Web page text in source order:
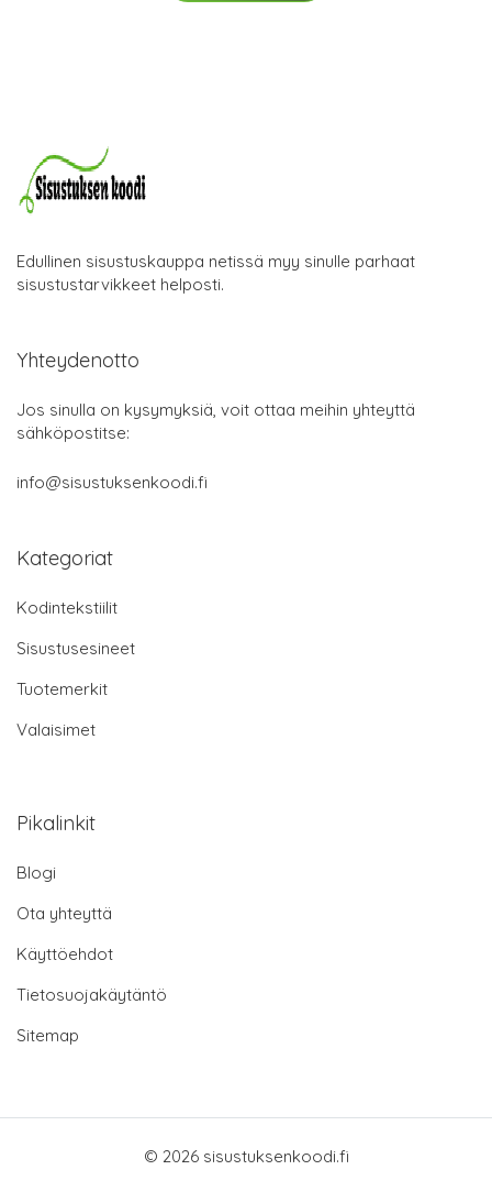
Edullinen sisustuskauppa netissä myy sinulle parhaat
sisustustarvikkeet helposti.
Yhteydenotto
Jos sinulla on kysymyksiä, voit ottaa meihin yhteyttä
sähköpostitse:
info@sisustuksenkoodi.fi
Kategoriat
Kodintekstiilit
Sisustusesineet
Tuotemerkit
Valaisimet
Pikalinkit
Blogi
Ota yhteyttä
Käyttöehdot
Tietosuojakäytäntö
Sitemap
© 2026 sisustuksenkoodi.fi